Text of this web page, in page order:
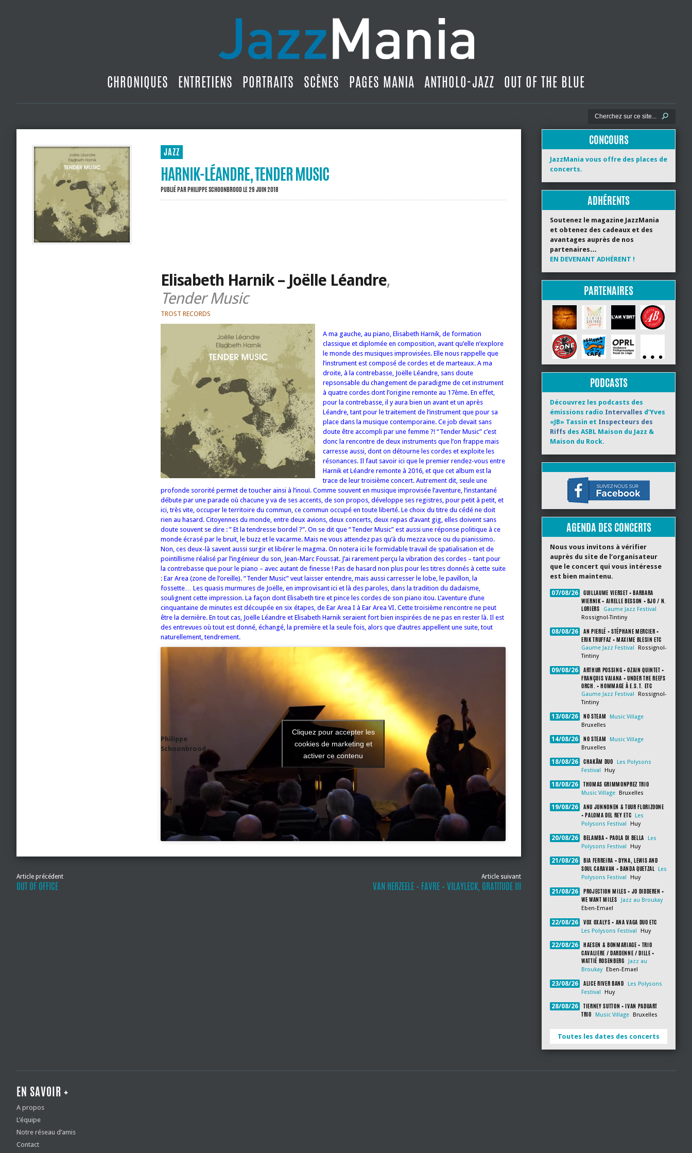
CHRONIQUES ENTRETIENS PORTRAITS SCÈNES PAGES MANIA ANTHOLO-JAZZ OUT OF THE BLUE
JAZZ
HARNIK-LÉANDRE, TENDER MUSIC
PUBLIÉ PARPHILIPPE SCHOONBROODLE 29 JUIN 2018
Elisabeth Harnik – Joëlle Léandre,
Tender Music
TROST RECORDS
A ma gauche, au piano, Elisabeth Harnik, de formation
classique et diplomée en composition, avant qu’elle n’explore
le monde des musiques improvisées. Elle nous rappelle que
l’instrument est composé de cordes et de marteaux. A ma
droite, à la contrebasse, Joëlle Léandre, sans doute
repsonsable du changement de paradigme de cet instrument
à quatre cordes dont l’origine remonte au 17ème. En effet,
pour la contrebasse, il y aura bien un avant et un après
Léandre, tant pour le traitement de l’instrument que pour sa
place dans la musique contemporaine. Ce job devait sans
doute être accompli par une femme ?! “Tender Music” c’est
donc la rencontre de deux instruments que l’on frappe mais
carresse aussi, dont on détourne les cordes et exploite les
résonances. Il faut savoir ici que le premier rendez-vous entre
Harnik et Léandre remonte à 2016, et que cet album est la
trace de leur troisième concert. Autrement dit, seule une
profonde sororité permet de toucher ainsi à l’inouï. Comme souvent en musique improvisée l’aventure, l’instantané
débute par une parade où chacune y va de ses accents, de son propos, développe ses registres, pour petit à petit, et
ici, très vite, occuper le territoire du commun, ce commun occupé en toute liberté. Le choix du titre du cédé ne doit
rien au hasard. Citoyennes du monde, entre deux avions, deux concerts, deux repas d’avant gig, elles doivent sans
doute souvent se dire : ” Et la tendresse bordel ?”. On se dit que “Tender Music” est aussi une réponse politique à ce
monde écrasé par le bruit, le buzz et le vacarme. Mais ne vous attendez pas qu’à du mezza voce ou du pianissimo.
Non, ces deux-là savent aussi surgir et libérer le magma. On notera ici le formidable travail de spatialisation et de
pointillisme réalisé par l’ingénieur du son, Jean-Marc Foussat. J’ai rarement perçu la vibration des cordes – tant pour
la contrebasse que pour le piano – avec autant de finesse ! Pas de hasard non plus pour les titres donnés à cette suite
: Ear Area (zone de l’oreille). “Tender Music” veut laisser entendre, mais aussi carresser le lobe, le pavillon, la
fossette… Les quasis murmures de Joëlle, en improvisant ici et là des paroles, dans la tradition du dadaïsme,
soulignent cette impression. La façon dont Elisabeth tire et pince les cordes de son piano itou. L’aventure d’une
cinquantaine de minutes est découpée en six étapes, de Ear Area I à Ear Area VI. Cette troisième rencontre ne peut
être la dernière. En tout cas, Joëlle Léandre et Elisabeth Harnik seraient fort bien inspirées de ne pas en rester là. Il est
des entrevues où tout est donné, échangé, la première et la seule fois, alors que d’autres appellent une suite, tout
naturellement, tendrement.
Philippe
Schoonbrood
Cliquez pour accepter les
cookies de marketing et
activer ce contenu
Article précédent
OUT OF OFFICE
Article suivant
VAN HERZEELE – FAVRE – VILAYLECK, GRATITUDE III
CONCOURS
JazzMania vous offre des places de
concerts.
ADHÉRENTS
Soutenez le magazine JazzMania
et obtenez des cadeaux et des
avantages auprès de nos
partenaires…
EN DEVENANT ADHÉRENT !
PARTENAIRES
PODCASTS
Découvrez les podcasts des
émissions radio Intervalles d’Yves
«JB» Tassin et Inspecteurs des
Riffs des ASBL Maison du Jazz &
Maison du Rock.
AGENDA DES CONCERTS
Nous vous invitons à vérifier
auprès du site de l’organisateur
que le concert qui vous intéresse
est bien maintenu.
07/08/26
GUILLAUME VIERSET + BARBARA
WIERNIK + AIRELLE BESSON + BJO / N.
LORIERS
Gaume Jazz Festival
Rossignol-Tintiny
08/08/26
AN PIERLÉ + STÉPHANE MERCIER +
ERIK TRUFFAZ + MAXIME BLESIN ETC
Gaume Jazz Festival
Rossignol-
Tintiny
09/08/26
ARTHUR POSSING + OZAIN QUINTET +
FRANÇOIS VAIANA + UNDER THE REEFS
ORCH. + HOMMAGE À E.S.T. ETC
Gaume Jazz Festival
Rossignol-
Tintiny
13/08/26 NO STEAM
Music Village
Bruxelles
14/08/26 NO STEAM
Music Village
Bruxelles
18/08/26 CHAKÂM DUO
Les Polysons
Festival
Huy
18/08/26 THOMAS GRIMMONPREZ TRIO
Music Village Bruxelles
19/08/26
ANU JUNNONEN & TUUR FLORIZOONE
+ PALOMA DEL REY ETC
Les
Polysons Festival
Huy
20/08/26 BELAMBA + PAOLA DI BELLA
Les
Polysons Festival
Huy
21/08/26
BIA FERREIRA + DYNA, LEWIS AND
SOUL CARAVAN + BANDA QUETZAL
Les
Polysons Festival
Huy
21/08/26
PROJECTION MILES + JO DIDDEREN +
WE WANT MILES
Jazz au Broukay
Eben-Emael
22/08/26 VOX OXALYS + ANA VAGA DUO ETC
Les Polysons Festival Huy
22/08/26
HAESEN & BONMARIAGE + TRIO
CAVALIERE / DARDENNE / DILLE +
WATTIÉ ROSENBERG
Jazz au
Broukay
Eben-Emael
23/08/26 ALICE RIVER BAND
Les Polysons
Festival
Huy
28/08/26
TIERNEY SUTTON + IVAN PADUART
TRIO
Music Village Bruxelles
Toutes les dates des concerts
EN SAVOIR +
A propos
L’équipe
Notre réseau d’amis
Contact